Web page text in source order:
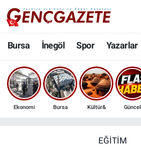
Bursa İnegöl Spor Yazarlar
Ekonomi Bursa Kültür& Güncel
EĞITIM
Bursa
İnegöl
3.SAYFA
Nöbetçi Eczaneler
Hava Durumu
Trafik Durumu